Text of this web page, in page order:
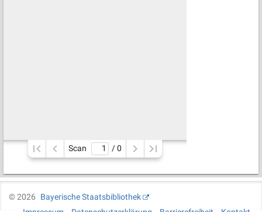
Scan / 0
©2026
Bayerische Staatsbibliothek